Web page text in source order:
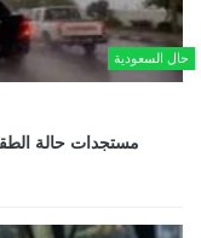
حال السعودية
مستجدات حالة